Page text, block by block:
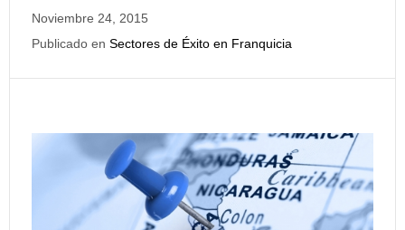
Noviembre 24, 2015
Publicado en Sectores de Éxito en Franquicia